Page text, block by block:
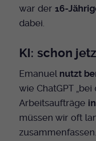
war der 16-
dabei.
KI: schon
Emanuel nutzt
wie ChatGPT
Arbeitsaufträge
müssen wir oft
Name
Laufzeit